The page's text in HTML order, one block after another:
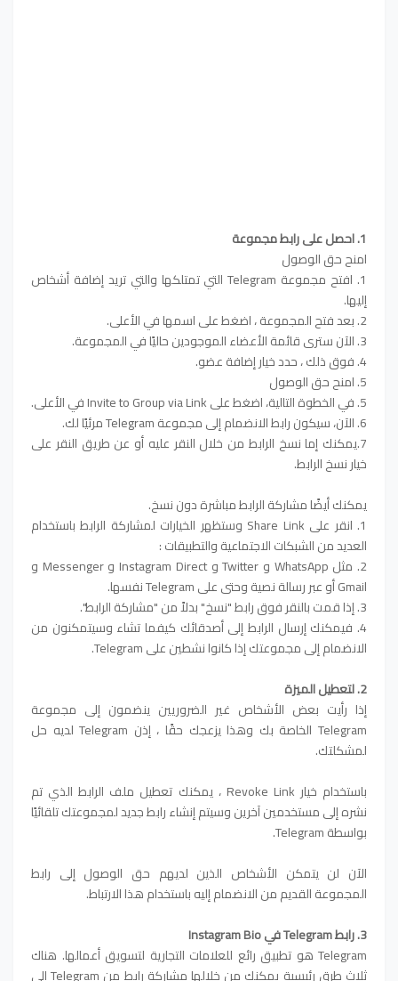
1. احصل على
رابط مجموعة
امنح حق الوصول
1. افتح مجموعة Telegram التي تمتلكها والتي تريد إضافة أشخاص
إليها.
2. بعد فتح المجموعة ، اضغط على اسمها في الأعلى.
3. الآن سترى قائمة الأعضاء الموجودين حاليًا في المجموعة.
4. فوق ذلك ، حدد خيار إضافة عضو.
5. امنح حق الوصول
5. في الخطوة التالية، اضغط على Invite to Group via Link في الأعلى.
6. الآن، سيكون رابط الانضمام إلى مجموعة Telegram مرئيًا لك.
7.يمكنك إما نسخ الرابط من خلال النقر عليه أو عن طريق النقر على
خيار نسخ الرابط.
يمكنك أيضًا مشاركة الرابط مباشرة دون نسخ.
1. انقر على Share Link وستظهر الخيارات لمشاركة الرابط باستخدام
العديد من الشبكات الاجتماعية والتطبيقات :
2. مثل WhatsApp و Twitter و Instagram Direct و Messenger و
Gmail أو عبر رسالة نصية وحتى على Telegram نفسها.
3. إذا قمت بالنقر فوق رابط "نسخ" بدلاً من "مشاركة الرابط".
4. فيمكنك إرسال الرابط إلى أصدقائك كيفما تشاء وسيتمكنون من
الانضمام إلى مجموعتك إذا كانوا نشطين على Telegram.
2. لتعطيل الميزة
إذا رأيت بعض الأشخاص غير الضروريين ينضمون إلى مجموعة
Telegram الخاصة بك وهذا يزعجك حقًا ، إذن Telegram لديه حل
لمشكلتك.
باستخدام خيار Revoke Link ، يمكنك تعطيل ملف الرابط الذي تم
نشره إلى مستخدمين آخرين وسيتم إنشاء رابط جديد لمجموعتك تلقائيًا
بواسطة Telegram.
الآن لن يتمكن الأشخاص الذين لديهم حق الوصول إلى رابط
المجموعة القديم من الانضمام إليه باستخدام هذا الارتباط.
3. رابط Telegram في Instagram Bio
Telegram هو تطبيق رائع للعلامات التجارية لتسويق أعمالها. هناك
ثلاث طرق رئيسية يمكنك من خلالها مشاركة رابط من Telegram إلى